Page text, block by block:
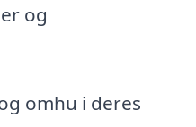
og
omhu i deres